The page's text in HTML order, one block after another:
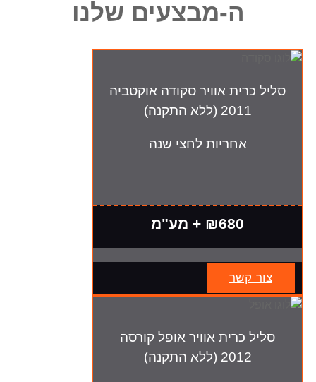
ה-מבצעים שלנו
סליל כרית אוויר סקודה אוקטביה
2011 (ללא התקנה)
אחריות לחצי שנה
₪680 + מע"מ
צור קשר
סליל כרית אוויר אופל קורסה
2012 (ללא התקנה)